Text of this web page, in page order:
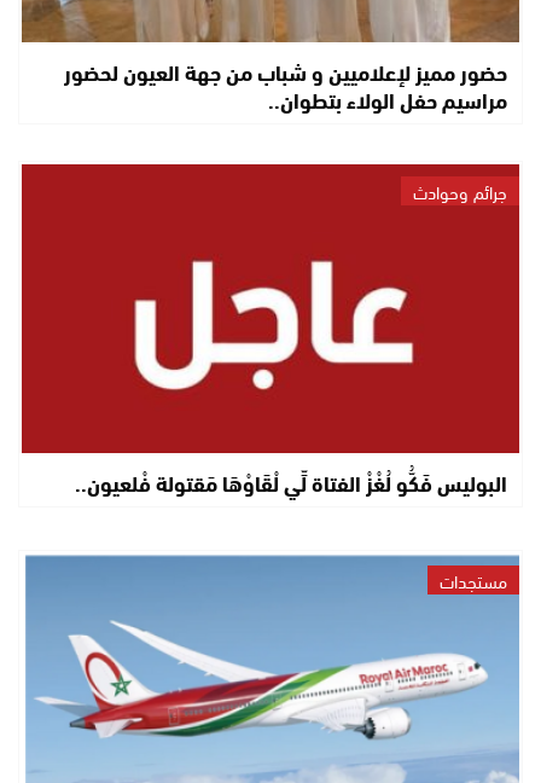
حضور مميز لإعلاميين و شباب من جهة العيون لحضور
مراسيم حفل الولاء بتطوان..
جرائم وحوادث
البوليس فَكُّو لُغْزْ الفتاة لِّي لْقَاوْهَا مَقتولة فْلعيون..
مستجدات